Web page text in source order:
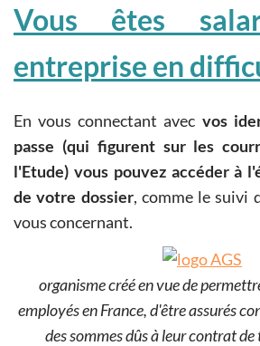
Vous êtes
entreprise en
En vous connectant avec vos
passe (qui figurent sur les
l'Etude) vous pouvez accéder à
de votre dossier, comme le suivi
vous concernant.
organisme créé en vue de
employés en France, d'être assurés
des sommes dûs à leur contrat